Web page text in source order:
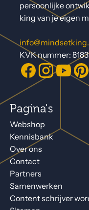
persoonlijke
king van je eigen
KVK nummer:
Pagina's
Webshop
Kennisbank
Over ons
Contact
Partners
Samenwerken
Content schrijver